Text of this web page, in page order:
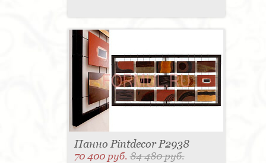
Панно Pintdecor P2938
70 400 руб.84 480 руб.